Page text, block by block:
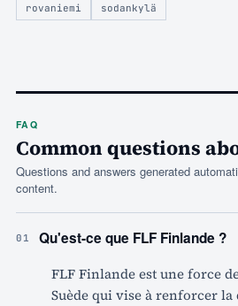
rovaniemi
sodankylä
FAQ
Common questions
Questions and answers generated
content.
01 Qu'est-ce que FLF Finlande ?
FLF Finlande est une force
Suède qui vise à renforcer la